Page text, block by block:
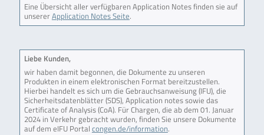
Eine Übersicht aller verfügbaren Application Notes finden sie auf
unsererApplication Notes Seite.
Liebe Kunden,
wir haben damit begonnen, die Dokumente zu unseren
Produkten in einem elektronischen Format bereitzustellen.
Hierbei handelt es sich um die Gebrauchsanweisung (IFU), die
Sicherheitsdatenblätter (SDS), Application notes sowie das
Certificate of Analysis (CoA). Für Chargen, die ab dem 01. Januar
2024 in Verkehr gebracht wurden, finden Sie unsere Dokumente
auf dem eIFU Portal congen.de/information.